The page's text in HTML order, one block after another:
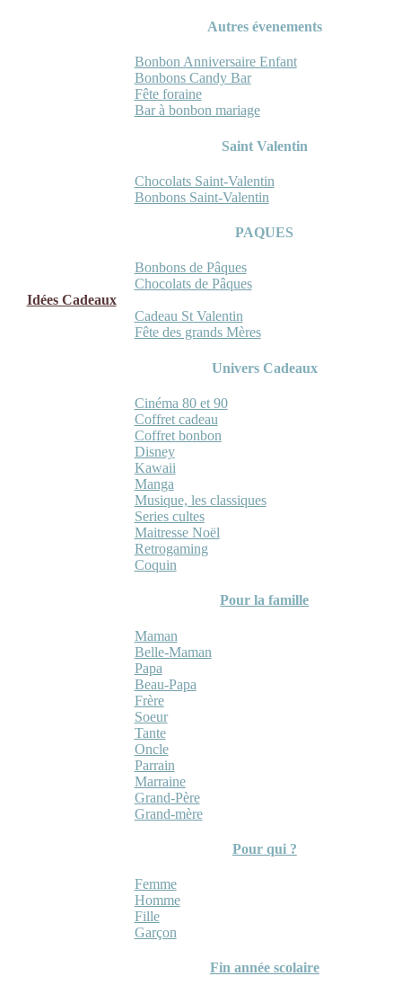
Autres évenements
Bonbon Anniversaire Enfant
Bonbons Candy Bar
Fête foraine
Bar à bonbon mariage
Saint Valentin
Chocolats Saint-Valentin
Bonbons Saint-Valentin
PAQUES
Bonbons de Pâques
Chocolats de Pâques
Idées Cadeaux
Cadeau St Valentin
Fête des grands Mères
Univers Cadeaux
Cinéma 80 et 90
Coffret cadeau
Coffret bonbon
Disney
Kawaii
Manga
Musique, les classiques
Series cultes
Maitresse Noël
Retrogaming
Coquin
Pour la famille
Maman
Belle-Maman
Papa
Beau-Papa
Frère
Soeur
Tante
Oncle
Parrain
Marraine
Grand-Père
Grand-mère
Pour qui ?
Femme
Homme
Fille
Garçon
Fin année scolaire